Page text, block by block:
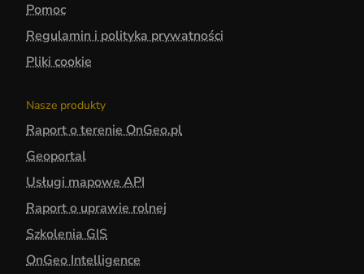
Pomoc
Regulamin i polityka prywatności
Pliki cookie
Nasze produkty
Raport o terenie OnGeo.pl
Geoportal
Usługi mapowe API
Raport o uprawie rolnej
Szkolenia GIS
OnGeo Intelligence